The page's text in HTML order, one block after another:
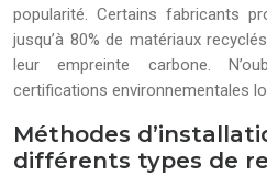
popularité. Certains fabricants
jusqu’à 80% de matériaux
leur empreinte carbone.
certifications environnementales
Méthodes
différents types de